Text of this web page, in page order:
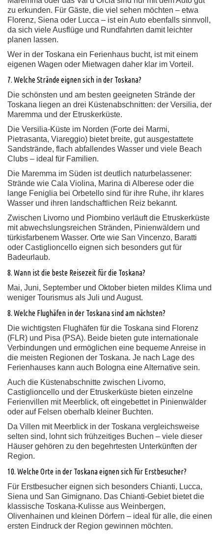
zu erkunden. Für Gäste, die viel sehen möchten – etwa
Florenz, Siena oder Lucca – ist ein Auto ebenfalls sinnvoll,
da sich viele Ausflüge und Rundfahrten damit leichter
planen lassen.
Wer in der Toskana ein Ferienhaus bucht, ist mit einem
eigenen Wagen oder Mietwagen daher klar im Vorteil.
7. Welche Strände eignen sich in der Toskana?
Die schönsten und am besten geeigneten Strände der
Toskana liegen an drei Küstenabschnitten: der Versilia, der
Maremma und der Etruskerküste.
Die Versilia-Küste im Norden (Forte dei Marmi,
Pietrasanta, Viareggio) bietet breite, gut ausgestattete
Sandstrände, flach abfallendes Wasser und viele Beach
Clubs – ideal für Familien.
Die Maremma im Süden ist deutlich naturbelassener:
Strände wie Cala Violina, Marina di Alberese oder die
lange Feniglia bei Orbetello sind für ihre Ruhe, ihr klares
Wasser und ihren landschaftlichen Reiz bekannt.
Zwischen Livorno und Piombino verläuft die Etruskerküste
mit abwechslungsreichen Stränden, Pinienwäldern und
türkisfarbenem Wasser. Orte wie San Vincenzo, Baratti
oder Castiglioncello eignen sich besonders gut für
Badeurlaub.
8. Wann ist die beste Reisezeit für die Toskana?
Mai, Juni, September und Oktober bieten mildes Klima und
weniger Tourismus als Juli und August.
8. Welche Flughäfen in der Toskana sind am nächsten?
Die wichtigsten Flughäfen für die Toskana sind Florenz
(FLR) und Pisa (PSA). Beide bieten gute internationale
Verbindungen und ermöglichen eine bequeme Anreise in
die meisten Regionen der Toskana. Je nach Lage des
Ferienhauses kann auch Bologna eine Alternative sein.
Auch die Küstenabschnitte zwischen Livorno,
Castiglioncello und der Etruskerküste bieten einzelne
Ferienvillen mit Meerblick, oft eingebettet in Pinienwälder
oder auf Felsen oberhalb kleiner Buchten.
Da Villen mit Meerblick in der Toskana vergleichsweise
selten sind, lohnt sich frühzeitiges Buchen – viele dieser
Häuser gehören zu den begehrtesten Unterkünften der
Region.
10. Welche Orte in der Toskana eignen sich für Erstbesucher?
Für Erstbesucher eignen sich besonders Chianti, Lucca,
Siena und San Gimignano. Das Chianti-Gebiet bietet die
klassische Toskana-Kulisse aus Weinbergen,
Olivenhainen und kleinen Dörfern – ideal für alle, die einen
ersten Eindruck der Region gewinnen möchten.